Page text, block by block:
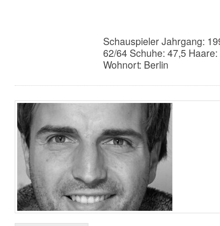
Schauspieler Jahrgang:
62/64 Schuhe: 47,5
Wohnort: Berlin